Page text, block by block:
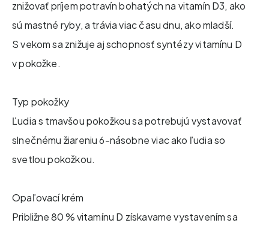
znižovať príjem potravín bohatých na vitamín D3, ako
sú mastné ryby, a trávia viac času dnu, ako mladší.
S vekom sa znižuje aj schopnosť syntézy vitamínu D
v pokožke.
Typ pokožky
Ľudia s tmavšou pokožkou sa potrebujú vystavovať
slnečnému žiareniu 6-násobne viac ako ľudia so
svetlou pokožkou.
Opaľovací krém​
Približne 80 % vitamínu D získavame vystavením sa